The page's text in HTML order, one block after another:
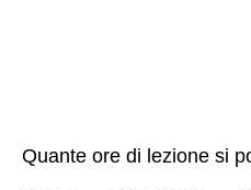
Quante ore di lezione si